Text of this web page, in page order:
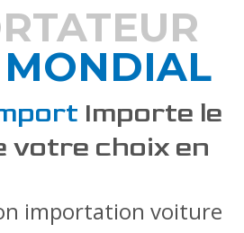
COMMENT
Importe le
votre choix en
importation voiture